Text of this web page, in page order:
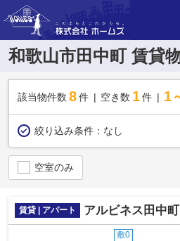
和歌山市田中町 賃貸
該当物件数 8件 空き数 1 件 1
絞り込み条件： なし
空室のみ
賃貸 | アパート アルビネス田中町
敷0